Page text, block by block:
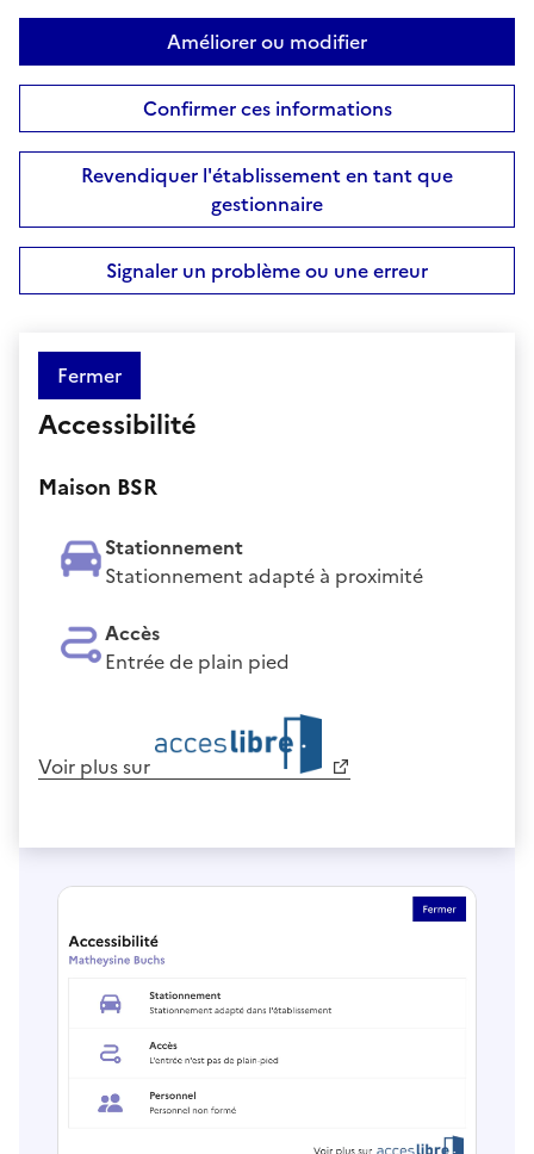
Améliorer ou modifier
Confirmer ces informations
Revendiquer l'établissement en tant que
gestionnaire
Signaler un problème ou une erreur
Fermer
Accessibilité
Maison BSR
Stationnement
Stationnement adapté à proximité
Accès
Entrée de plain pied
Voir plus sur